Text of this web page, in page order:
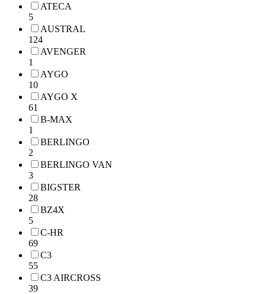
ATECA
5
AUSTRAL
124
AVENGER
1
AYGO
10
AYGO X
61
B-MAX
1
BERLINGO
2
BERLINGO VAN
3
BIGSTER
28
BZ4X
5
C-HR
69
C3
55
C3 AIRCROSS
39